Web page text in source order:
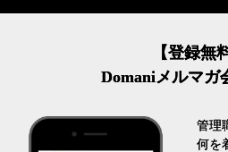
【登録無
Domaniメルマガ
管理
何を